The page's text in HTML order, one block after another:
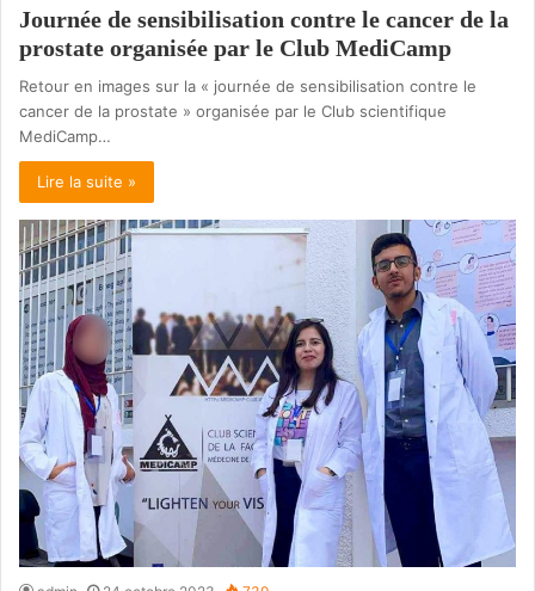
Journée de sensibilisation contre le cancer de la
prostate organisée par le Club MediCamp
Retour en images sur la « journée de sensibilisation contre le
cancer de la prostate » organisée par le Club scientifique
MediCamp…
Lire la suite »